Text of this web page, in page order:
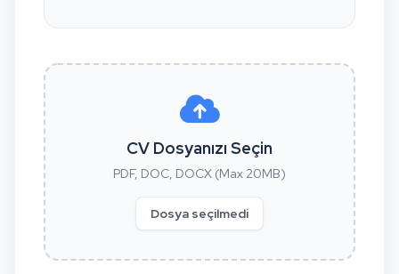
CV Dosyanızı Seçin
PDF, DOC, DOCX (Max 20MB)
Dosya seçilmedi